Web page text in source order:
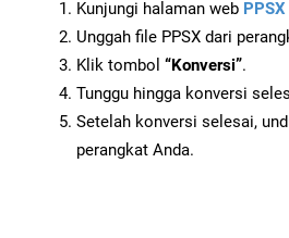
Kunjungi halaman web
Unggah file PPSX dari
Klik tombol “Konversi”.
Tunggu hingga konversi
Setelah konversi selesai,
perangkat Anda.